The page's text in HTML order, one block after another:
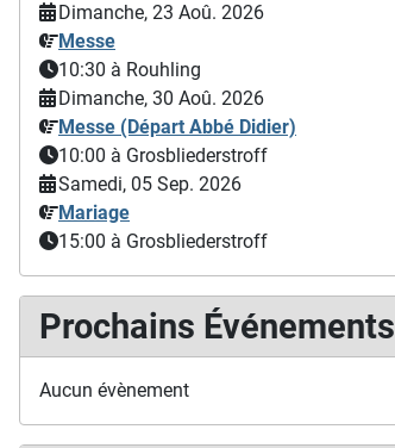
Dimanche, 23 Aoû. 2026
Messe
10:30 à Rouhling
Dimanche, 30 Aoû. 2026
Messe (Départ Abbé Didier)
10:00 à Grosbliederstroff
Samedi, 05 Sep. 2026
Mariage
15:00 à Grosbliederstroff
Prochains Événements
Aucun évènement